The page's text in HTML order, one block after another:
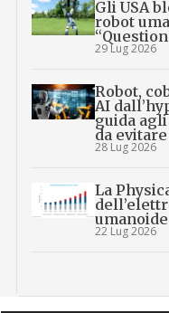
Gli USA
robot
29 Lug 2026
Robot,
AI
guida
da
28 Lug 2026
La
22 Lug 2026